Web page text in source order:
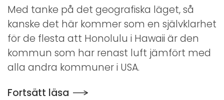
luften
i
USA
Med tanke på det geografiska läget, så
kanske det här kommer som en självklarhet
för de flesta att Honolulu i Hawaii är den
kommun som har renast luft jämfört med
alla andra kommuner i USA.
Fortsätt läsa